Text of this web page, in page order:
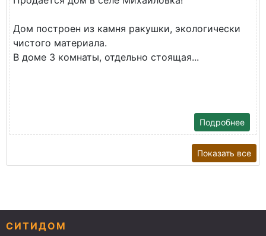
Дом построен из камня ракушки, экологически
чистого материала.
В доме 3 комнаты, отдельно стоящая...
Подробнее
Показать все
СИТИДОМ